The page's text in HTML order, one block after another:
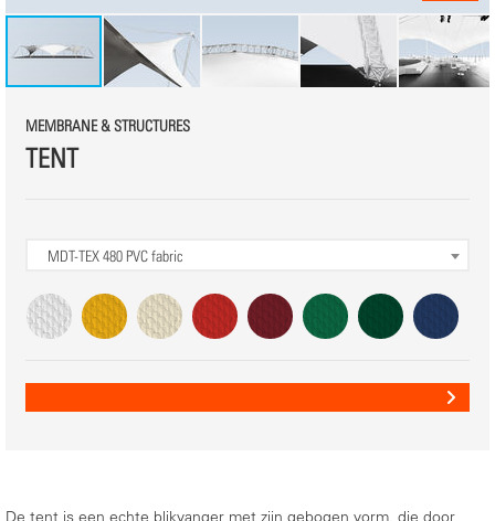
MEMBRANE & STRUCTURES
TENT
MDT-TEX 480 PVC fabric
De tent is een echte blikvanger met zijn gebogen vorm, die door